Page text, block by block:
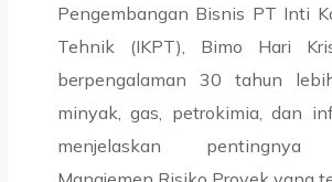
Pengembangan Bisnis PT Inti
Tehnik (IKPT), Bimo Hari
berpengalaman 30 tahun
minyak, gas, petrokimia, dan
menjelaskan pentingnya